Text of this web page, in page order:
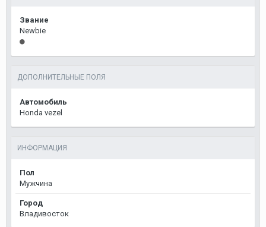
Звание
Newbie
ДОПОЛНИТЕЛЬНЫЕ ПОЛЯ
Автомобиль
Honda vezel
ИНФОРМАЦИЯ
Пол
Мужчина
Город
Владивосток